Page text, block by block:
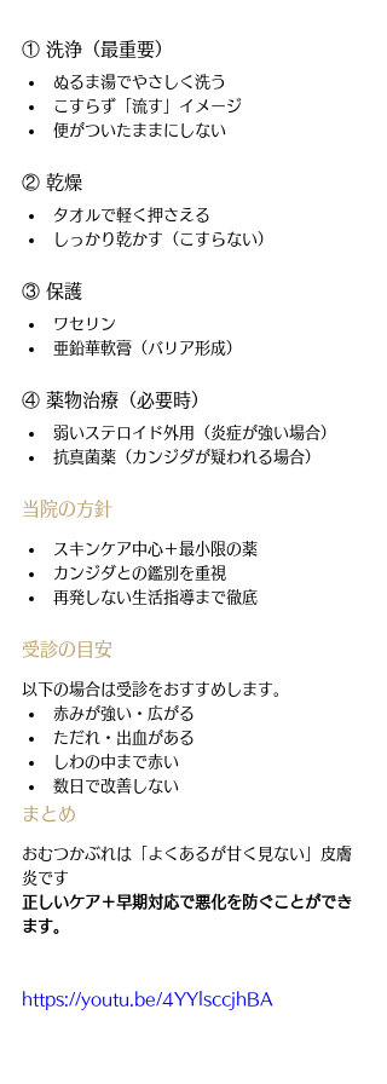
① 洗浄（最重要）
ぬるま湯でやさしく洗う
こすらず「流す」イメージ
便がついたままにしない
② 乾燥
タオルで軽く押さえる
しっかり乾かす（こすらない）
③ 保護
ワセリン
亜鉛華軟膏（バリア形成）
④ 薬物治療（必要時）
弱いステロイド外用（炎症が強い場合）
抗真菌薬（カンジダが疑われる場合）
当院の方針
スキンケア中心＋最小限の薬
カンジダとの鑑別を重視
再発しない生活指導まで徹底
受診の目安
以下の場合は受診をおすすめします。
赤みが強い・広がる
ただれ・出血がある
しわの中まで赤い
数日で改善しない
まとめ
おむつかぶれは「よくあるが甘く見ない」皮膚
炎です
正しいケア＋早期対応で悪化を防ぐことができ
ます。
https://youtu.be/4YYlsccjhBA